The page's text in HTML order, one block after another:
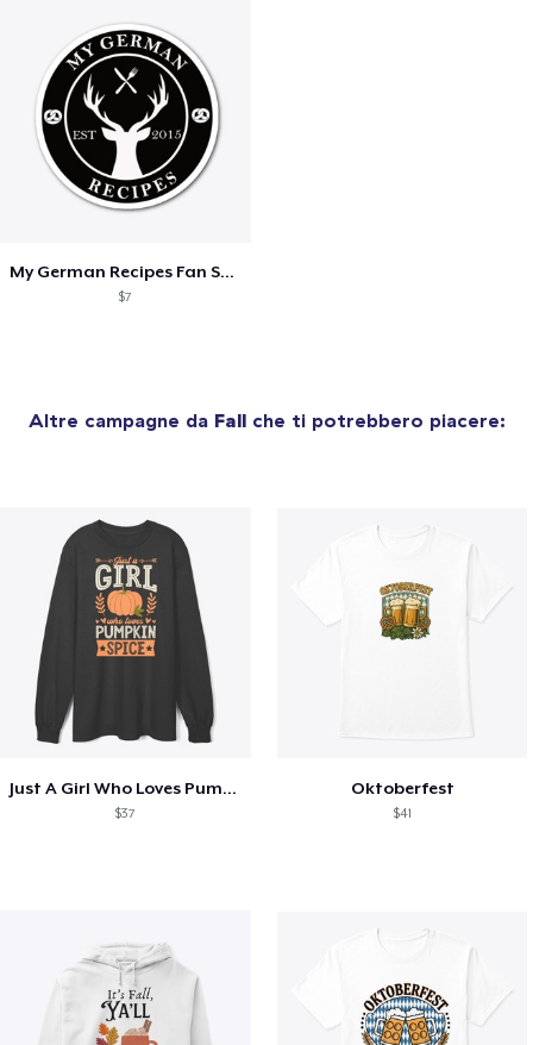
My German Recipes Fan Shop
$7
Altre campagne da Fallche ti potrebbero piacere:
Just A Girl Who Loves Pumpkin Spice
$37
Oktoberfest
$41